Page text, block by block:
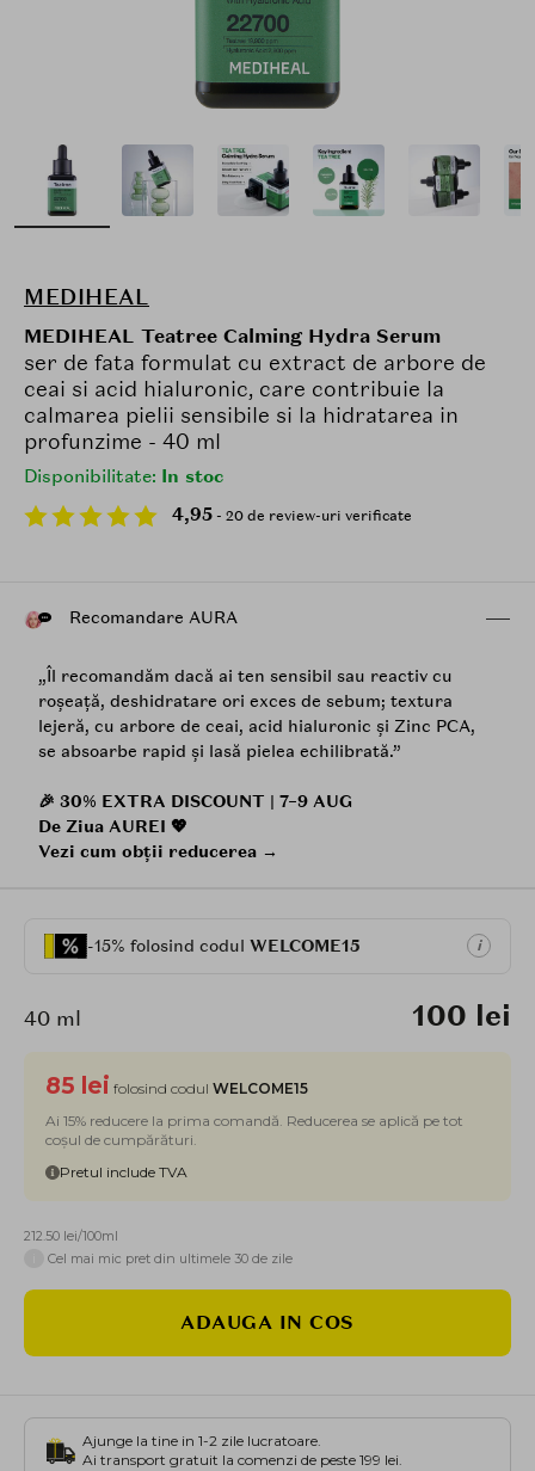
MEDIHEAL
MEDIHEAL Teatree Calming Hydra Serum
ser de fata formulat cu extract de arbore de
ceai si acid hialuronic, care contribuie la
calmarea pielii sensibile si la hidratarea in
profunzime - 40 ml
Disponibilitate: In stoc
4,95 - 20 de review-uri verificate
Recomandare AURA
„Îl recomandăm dacă ai ten sensibil sau reactiv cu
roșeață, deshidratare ori exces de sebum; textura
lejeră, cu arbore de ceai, acid hialuronic și Zinc PCA,
se absoarbe rapid și lasă pielea echilibrată.”
🎉 30% EXTRA DISCOUNT | 7–9 AUG
De Ziua AUREI 💖
Vezi cum obții reducerea →
-15% folosind codul WELCOME15 i
40 ml 100 lei
85 lei folosind codul WELCOME15
Ai 15% reducere la prima comandă. Reducerea se aplică pe tot
coșul de cumpărături.
Pretul include TVA
212.50 lei/100ml
Cel mai mic pret din ultimele 30 de zile
ADAUGA IN COS
Ajunge la tine in 1-2 zile lucratoare.
Ai transport gratuit la comenzi de peste 199 lei.